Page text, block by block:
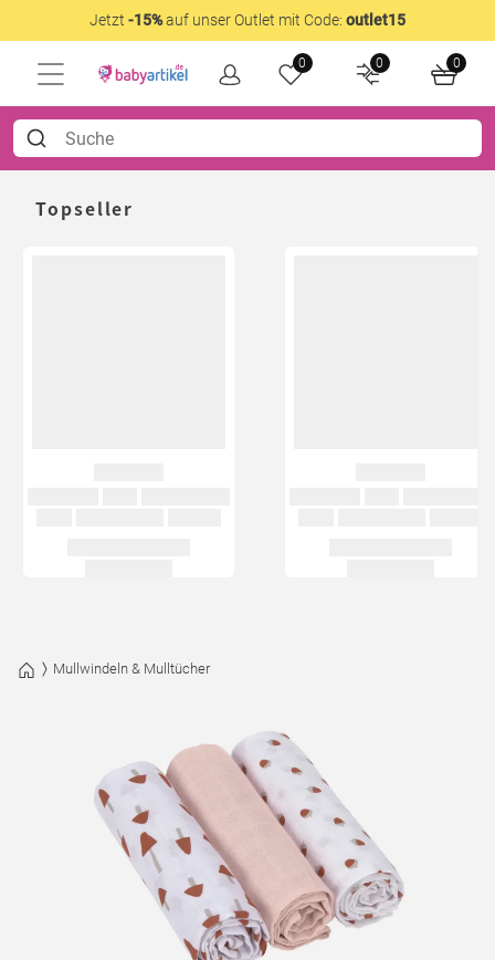
Jetzt -15%auf unser Outlet mit Code: outlet15
0 0 0
Topseller
Mullwindeln & Mulltücher